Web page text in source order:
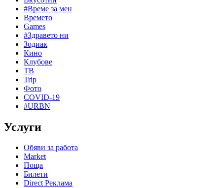
#Време за мен
Времето
Games
#Здравето ни
Зодиак
Кино
Клубове
ТВ
Trip
Фото
COVID-19
#URBN
Услуги
Обяви за работа
Market
Поща
Билети
Direct Реклама